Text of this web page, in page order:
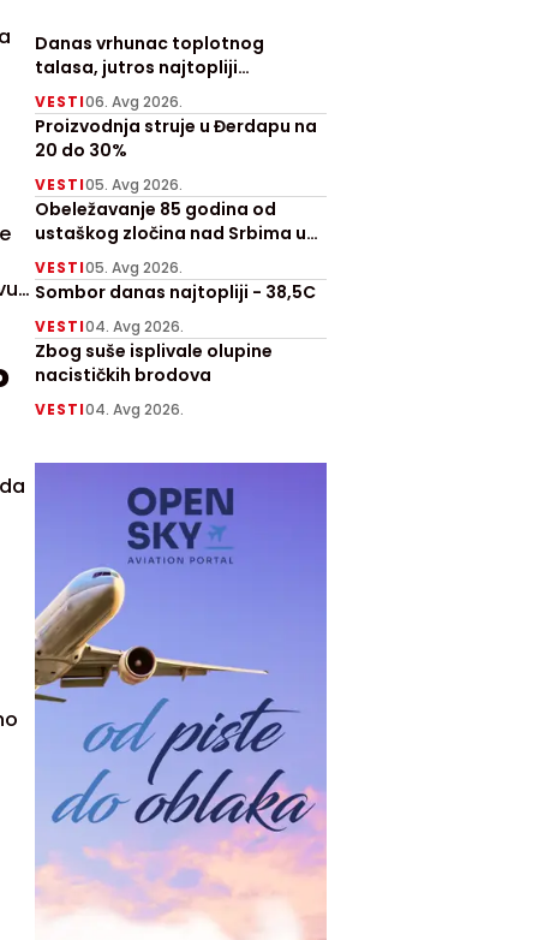
Danas vrhunac toplotnog
talasa, jutros najtopliji
Zrenjanjin sa 30 stepeni
VESTI06. Avg 2026.
Proizvodnja struje u Đerdapu na
20 do 30%
VESTI05. Avg 2026.
Obeležavanje 85 godina od
ustaškog zločina nad Srbima u
Prebilovcima
VESTI05. Avg 2026.
Sombor danas najtopliji - 38,5C
VESTI04. Avg 2026.
Zbog suše isplivale olupine
nacističkih brodova
VESTI04. Avg 2026.